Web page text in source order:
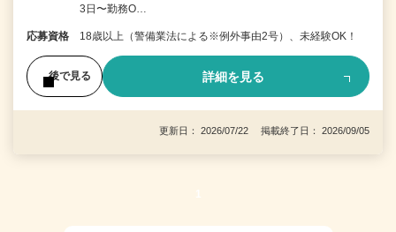
3日〜勤務O…
応募資格 18歳以上（警備業法による※例外事由2号）、未経験OK！
後で見る 詳細を見る
更新日： 2026/07/22 掲載終了日： 2026/09/05
1